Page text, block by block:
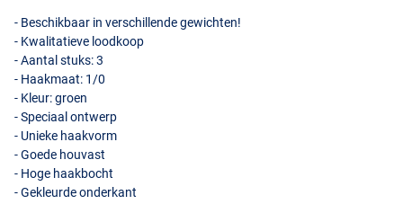
- Beschikbaar in verschillende gewichten!
- Kwalitatieve loodkoop
- Aantal stuks: 3
- Haakmaat: 1/0
- Kleur: groen
- Speciaal ontwerp
- Unieke haakvorm
- Goede houvast
- Hoge haakbocht
- Gekleurde onderkant